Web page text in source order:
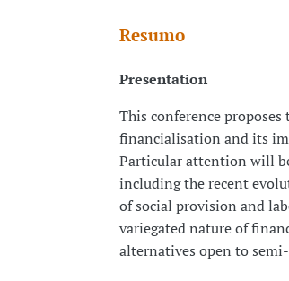
Resumo
Presentation
This conference
financialisation and its
Particular attention will
including the recent
of social provision and
variegated nature of
alternatives open to